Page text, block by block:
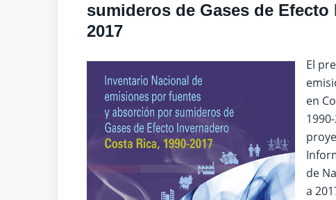
sumideros de Gases de Efecto
2017
El
en
de
a